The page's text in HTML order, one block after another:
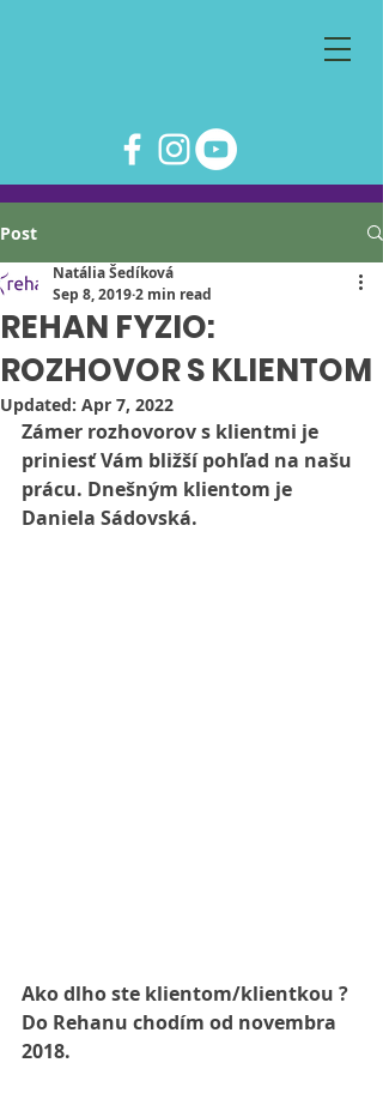
Post
REHAN FYZIO:
ROZHOVOR S KLIENTOM
Natália Šedíková
Sep 8, 20192 min read
Updated: Apr 7, 2022
Zámer rozhovorov s klientmi je
priniesť Vám bližší pohľad na našu
prácu. Dnešným klientom je
Daniela Sádovská.
Ako dlho ste klientom/klientkou ?
Do Rehanu chodím od novembra
2018.